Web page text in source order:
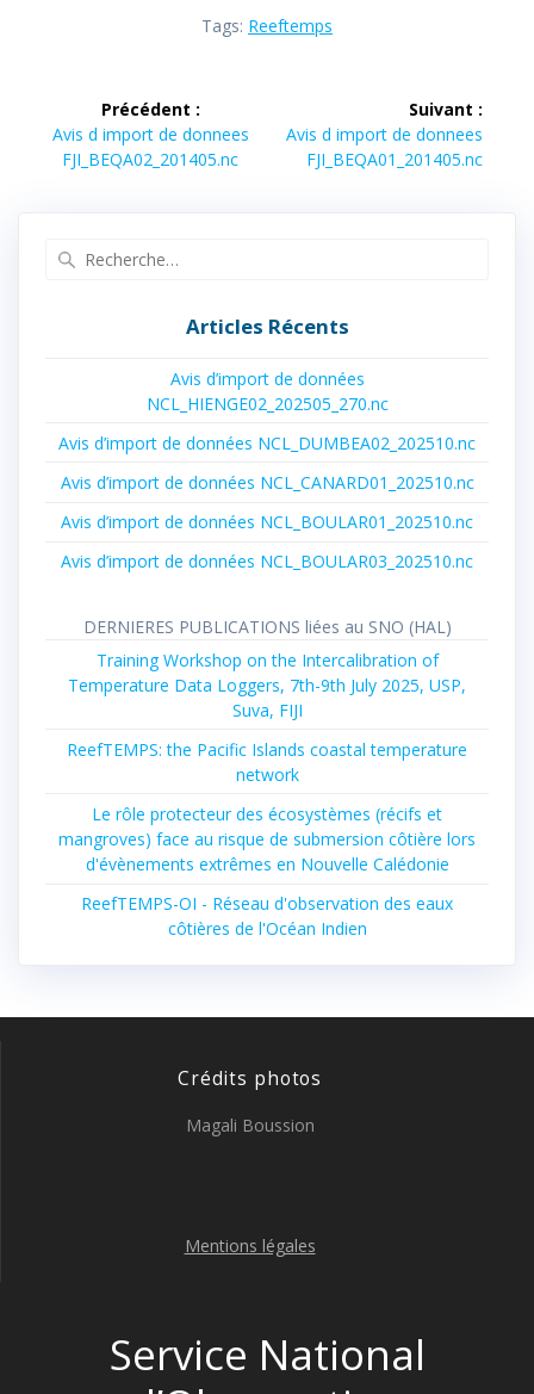
Tags: Reeftemps
Navigation
de
Précédent :
Article
précédent :
Avis d import de donnees
FJI_BEQA02_201405.nc
Suivant :
Article
suivant :
Avis d import de donnees
FJI_BEQA01_201405.nc
Articles Récents
Avis d’import de données
NCL_HIENGE02_202505_270.nc
Avis d’import de données NCL_DUMBEA02_202510.nc
Avis d’import de données NCL_CANARD01_202510.nc
Avis d’import de données NCL_BOULAR01_202510.nc
Avis d’import de données NCL_BOULAR03_202510.nc
DERNIERES PUBLICATIONS liées au SNO (HAL)
Training Workshop on the Intercalibration of
Temperature Data Loggers, 7th-9th July 2025, USP,
Suva, FIJI
ReefTEMPS: the Pacific Islands coastal temperature
network
Le rôle protecteur des écosystèmes (récifs et
mangroves) face au risque de submersion côtière lors
d'évènements extrêmes en Nouvelle Calédonie
ReefTEMPS-OI - Réseau d'observation des eaux
côtières de l'Océan Indien
Crédits photos
Magali Boussion
Mentions légales
Service National